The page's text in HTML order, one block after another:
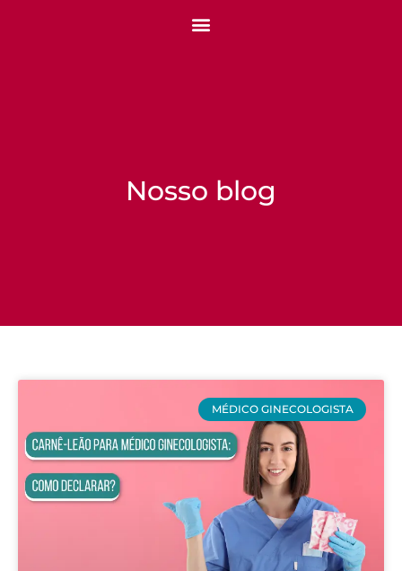
Nosso blog
MÉDICO GINECOLOGISTA